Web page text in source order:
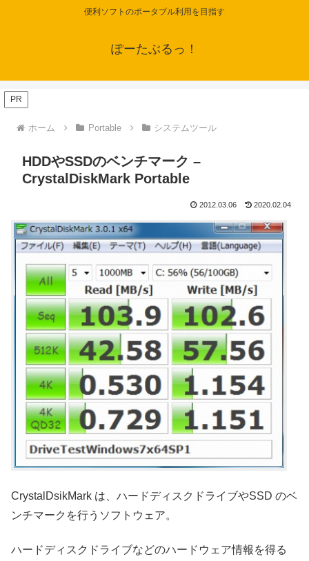
便利ソフトのポータブル利用を目指す
ぽーたぶるっ！
PR
ホーム Portable システムツール
HDDやSSDのベンチマーク –
CrystalDiskMark Portable
2012.03.06 2020.02.04
CrystalDsikMark は、ハードディスクドライブやSSD のベ
ンチマークを行うソフトウェア。
ハードディスクドライブなどのハードウェア情報を得る